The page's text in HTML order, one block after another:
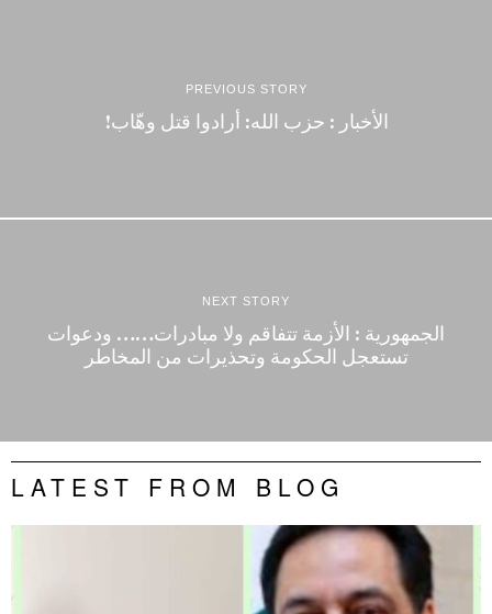
PREVIOUS STORY
الأخبار : حزب الله: أرادوا قتل وهّاب‎!‎
NEXT STORY
الجمهورية : الأزمة تتفاقم ولا مبادرات…… ودعوات
تستعجل الحكومة وتحذيرات من المخاطر
LATEST FROM BLOG